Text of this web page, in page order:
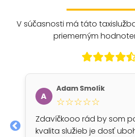
V súčasnosti má táto
priemerným
A
Adam Smolík
☆☆☆☆☆
Zdavíčkooo rád by som
kvalita služieb je dosť